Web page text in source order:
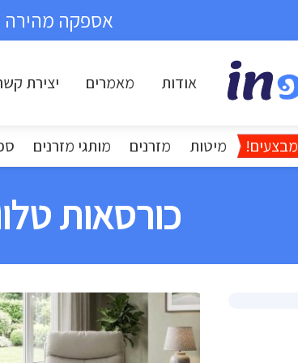
אספקה מהירה לכל
אודות מאמרים יצירת
מבצעים! מיטות מזרנים מותגי מזרנים
כורסאות